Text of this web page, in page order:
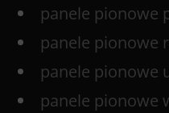
panele pionowe
panele pionowe
panele pionowe
panele pionowe